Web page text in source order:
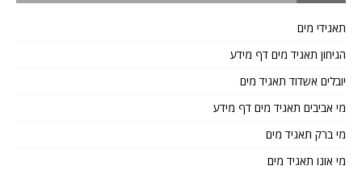
תאגידי מים
הגיחון תאגיד מים דף מידע
יובלים אשדוד תאגיד מים
מי אביבים תאגיד מים דף מידע
מי ברק תאגיד מים
מי אונו תאגיד מים